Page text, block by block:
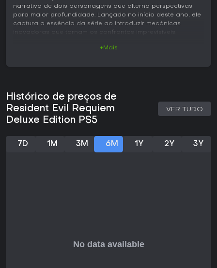
narrativa de dois personagens que alterna perspectivas
para maior profundidade. Lançado no início deste ano, ele
captura a essência da série ao introduzir mecânicas
inovadoras que tornam os confrontos imprevisíveis.
habilidosos para as batalhas, com ênfase em mira precisa
e movimentação para sobreviver a hordas de zumbis. O
jogo alterna seções mais lentas e cheias de tensão com
sequências de ação acelerada, onde o design de som
mantém o interesse, desde mortos-vivos comuns até
value com caminhos diferentes.
+Mais
Histórico de preços de
Resident Evil Requiem
Deluxe Edition PS5
VER TUDO
7D 1M 3M 6M 1Y 2Y 3Y